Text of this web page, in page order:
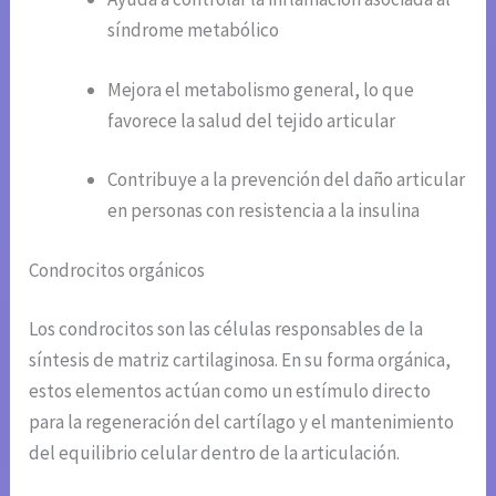
síndrome metabólico
Mejora el metabolismo general, lo que
favorece la salud del tejido articular
Contribuye a la prevención del daño articular
en personas con resistencia a la insulina
Condrocitos orgánicos
Los condrocitos son las células responsables de la
síntesis de matriz cartilaginosa. En su forma orgánica,
estos elementos actúan como un estímulo directo
para la regeneración del cartílago y el mantenimiento
del equilibrio celular dentro de la articulación.